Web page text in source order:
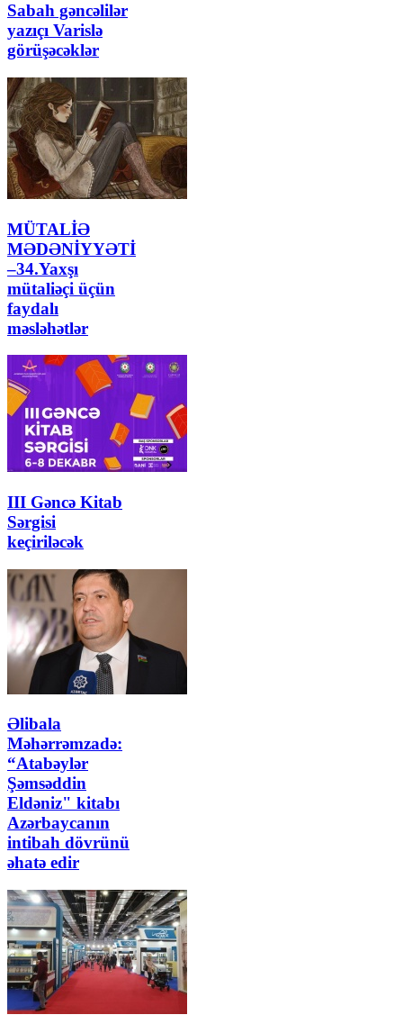
Sabah gəncəlilər
yazıçı Varislə
görüşəcəklər
MÜTALİƏ
MƏDƏNİYYƏTİ
–34.Yaxşı
mütaliəçi üçün
faydalı
məsləhətlər
III Gəncə Kitab
Sərgisi
keçiriləcək
Əlibala
Məhərrəmzadə:
“Atabəylər
Şəmsəddin
Eldəniz" kitabı
Azərbaycanın
intibah dövrünü
əhatə edir